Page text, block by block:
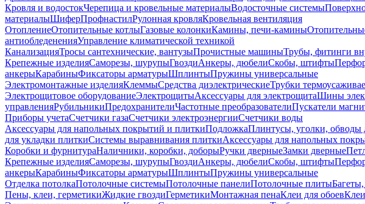
Кровля и водостокЧерепица и кровельные материалыВодосточные системы
материалыШиферПрофнастилРулонная кровляКровельная вентиляция
ОтоплениеОтопительные котлыГазовые колонкиКамины, печи-камины
антиобледененияУправление климатической техникой
КанализацияТросы сантехнические, вантузыПрочистные машиныТрубы, фитинги
Крепежные изделияСаморезы, шурупыГвоздиАнкеры, дюбелиСкобы, штифты
анкерыКарабиныФиксаторы арматурыШплинтыПружины универсальные
Электромонтажные изделияКлеммыСредства диэлектрическиеТрубки
Электрощитовое оборудованиеЭлектрощитыАксессуары для электрощитаШины
управленияРубильникиПредохранителиЧастотные преобразователиПускатели
Приборы учетаСчетчики газаСчетчики электроэнергииСчетчики воды
Аксессуары для напольных покрытий и плиткиПодложкаПлинтусы, уголки, обводы
для укладки плиткиСистемы выравнивания плиткиАксессуары для напольных
Коробки и фурнитураНаличники, коробки, доборыРучки дверныеЗамки дверные
Крепежные изделияСаморезы, шурупыГвоздиАнкеры, дюбелиСкобы, штифты
анкерыКарабиныФиксаторы арматурыШплинтыПружины универсальные
Отделка потолкаПотолочные системыПотолочные панелиПотолочные плиты
Пены, клеи, герметикиЖидкие гвоздиГерметикиМонтажная пенаКлеи для обоев